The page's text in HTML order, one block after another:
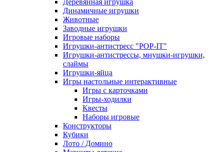
Деревянная игрушка
Динамичные игрушки
Животные
Заводные игрушки
Игровые наборы
Игрушки-антистресс "POP-IT"
Игрушки-антистрессы, мнушки-игрушки,
слаймы
Игрушки-яйца
Игры настольные интерактивные
Игры с карточками
Игры-ходилки
Квесты
Наборы игровые
Конструкторы
Кубики
Лото / Домино